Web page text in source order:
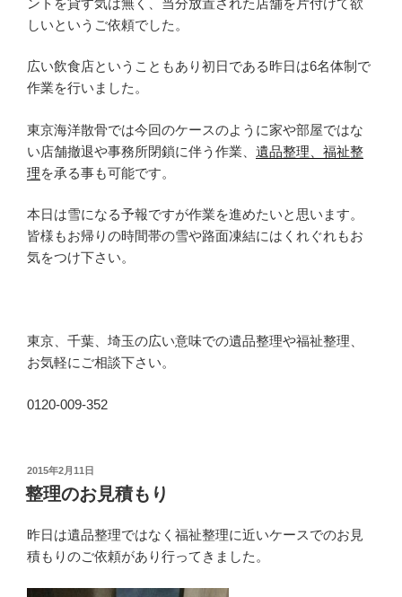
しいというご依頼でした。
広い飲食店ということもあり初日である昨日は6名体制で
作業を行いました。
東京海洋散骨では今回のケースのように家や部屋ではな
い店舗撤退や事務所閉鎖に伴う作業、 遺品整理、福祉整
理を承る事も可能です。
本日は雪になる予報ですが作業を進めたいと思います。
皆様もお帰りの時間帯の雪や路面凍結にはくれぐれもお
気をつけ下さい。
東京、千葉、埼玉の広い意味での遺品整理や福祉整理、
お気軽にご相談下さい。
0120-009-352
投
稿
日:
2015年2月11日
整理のお見積もり
昨日は遺品整理ではなく福祉整理に近いケースでのお見
積もりのご依頼があり行ってきました。